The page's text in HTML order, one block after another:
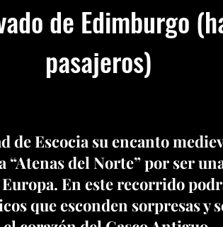
de Edimburgo
pasajeros)
de Escocia su encanto
del Norte” por ser
En este recorrido
que esconden sorpresas y